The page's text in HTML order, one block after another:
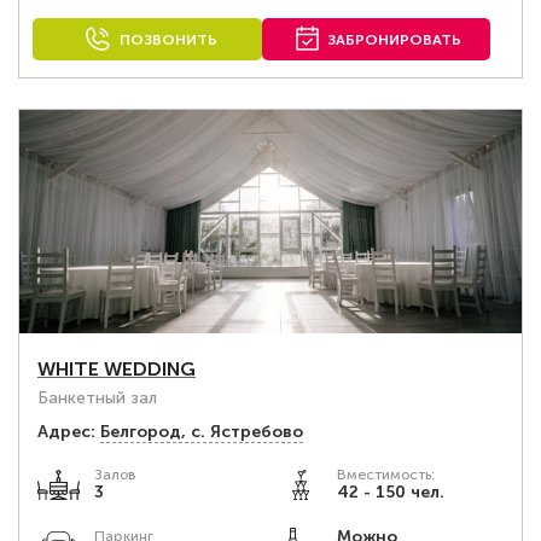
ПОЗВОНИТЬ ЗАБРОНИРОВАТЬ
WHITE WEDDING
Банкетный зал
Адрес: Белгород, с. Ястребово
Залов
3
Вместимость:
42 - 150 чел.
Паркинг Можно